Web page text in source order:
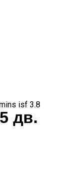
isf 3.8
дв.